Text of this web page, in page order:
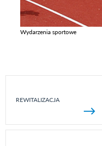
Wydarzenia sportowe
REWITALIZACJA